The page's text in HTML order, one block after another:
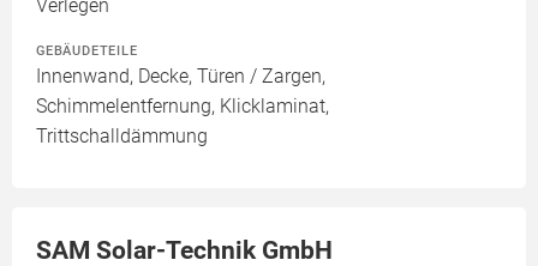
Verlegen
GEBÄUDETEILE
Innenwand, Decke, Türen / Zargen,
Schimmelentfernung, Klicklaminat,
Trittschalldämmung
SAM Solar-Technik GmbH